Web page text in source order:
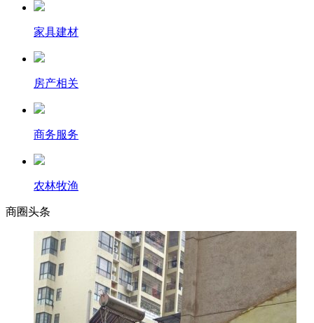
家具建材
房产相关
商务服务
农林牧渔
商圈头条